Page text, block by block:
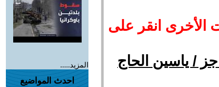
الأخرى انقر على
/ ياسين الحاج المزيد.....
احدث المواضيع